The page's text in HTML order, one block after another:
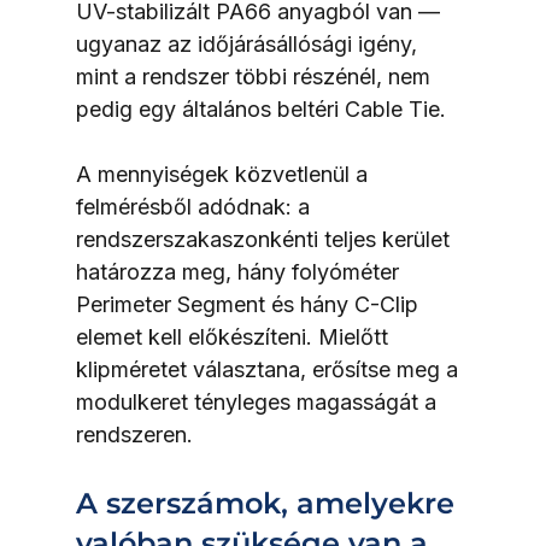
UV-stabilizált PA66 anyagból van —
ugyanaz az időjárásállósági igény,
mint a rendszer többi részénél, nem
pedig egy általános beltéri Cable Tie.
A mennyiségek közvetlenül a
felmérésből adódnak: a
rendszerszakaszonkénti teljes kerület
határozza meg, hány folyóméter
Perimeter Segment és hány C-Clip
elemet kell előkészíteni. Mielőtt
klipméretet választana, erősítse meg a
modulkeret tényleges magasságát a
rendszeren.
A szerszámok, amelyekre